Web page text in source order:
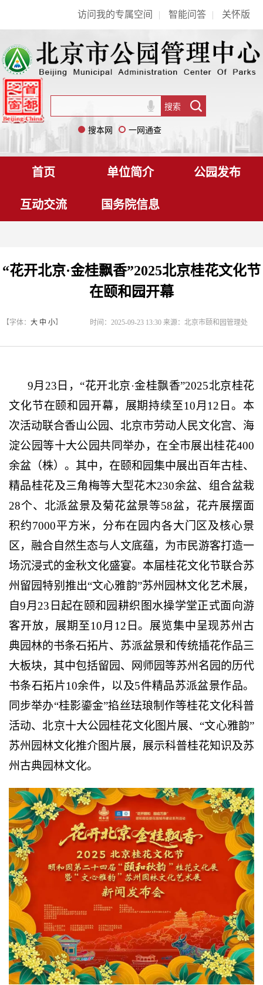
访问我的专属空间 | 智能问答 | 关怀版
搜本网 一网通查
首页 单位简介 公园发布
互动交流 国务院信息
“花开北京·金桂飘香”2025北京桂花文化节
在颐和园开幕
时间：2025-09-23 13:30 来源：北京市颐和园管理处
【字体： 大 中 小】
9月23日，“花开北京·金桂飘香”2025北京桂花
文化节在颐和园开幕，展期持续至10月12日。本
次活动联合香山公园、北京市劳动人民文化宫、海
淀公园等十大公园共同举办，在全市展出桂花400
余盆（株）。其中，在颐和园集中展出百年古桂、
精品桂花及三角梅等大型花木230余盆、组合盆栽
28个、北派盆景及菊花盆景等58盆，花卉展摆面
积约7000平方米，分布在园内各大门区及核心景
区，融合自然生态与人文底蕴，为市民游客打造一
场沉浸式的金秋文化盛宴。本届桂花文化节联合苏
州留园特别推出“文心雅韵”苏州园林文化艺术展，
自9月23日起在颐和园耕织图水操学堂正式面向游
客开放，展期至10月12日。展览集中呈现苏州古
典园林的书条石拓片、苏派盆景和传统插花作品三
大板块，其中包括留园、网师园等苏州名园的历代
书条石拓片10余件，以及5件精品苏派盆景作品。
同步举办“桂影鎏金”掐丝珐琅制作等桂花文化科普
活动、北京十大公园桂花文化图片展、“文心雅韵”
苏州园林文化推介图片展，展示科普桂花知识及苏
州古典园林文化。